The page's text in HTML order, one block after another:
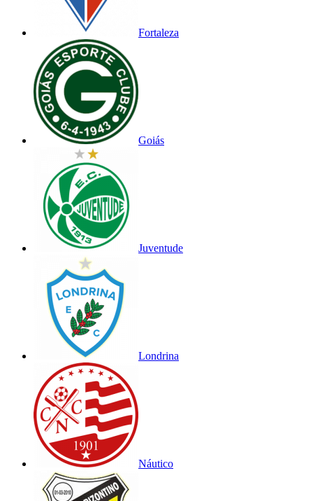
Fortaleza
Goiás
Juventude
Londrina
Náutico